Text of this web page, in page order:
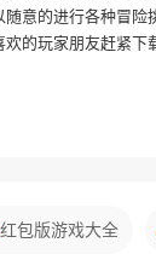
随意的进行各种冒险
的玩家朋友赶紧下
红包版游戏大全